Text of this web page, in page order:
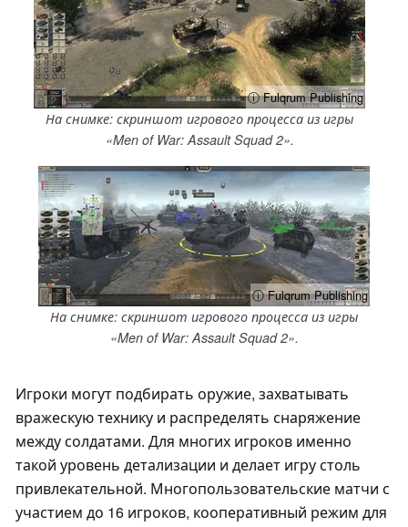
ⓘ Fulqrum Publishing
На снимке: скриншот игрового процесса из игры
«Men of War: Assault Squad 2».
ⓘ Fulqrum Publishing
На снимке: скриншот игрового процесса из игры
«Men of War: Assault Squad 2».
Игроки могут подбирать оружие, захватывать
вражескую технику и распределять снаряжение
между солдатами. Для многих игроков именно
такой уровень детализации и делает игру столь
привлекательной. Многопользовательские матчи с
участием до 16 игроков, кооперативный режим для